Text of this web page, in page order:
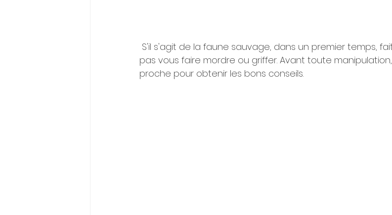
pas vous faire mordre ou griffer. Avant toute
proche pour obtenir les bons conseils.